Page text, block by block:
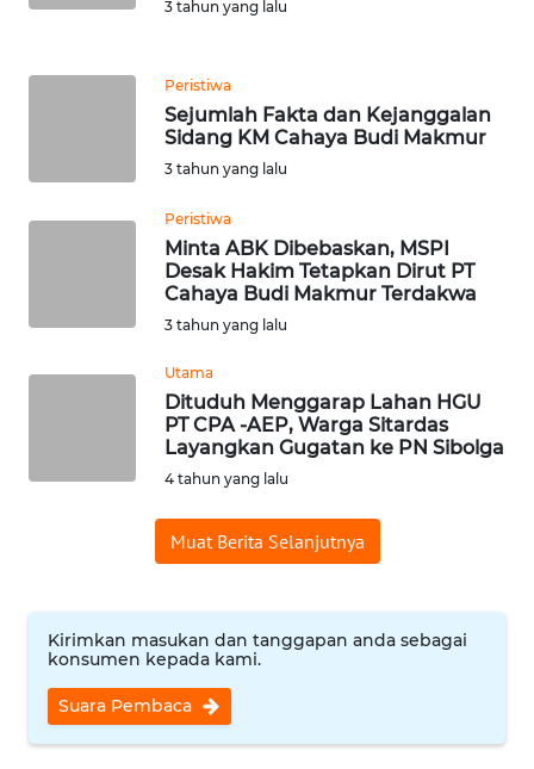
3 tahun yang lalu
Peristiwa
Sejumlah Fakta dan Kejanggalan
Sidang KM Cahaya Budi Makmur
3 tahun yang lalu
Peristiwa
Minta ABK Dibebaskan, MSPI
Desak Hakim Tetapkan Dirut PT
Cahaya Budi Makmur Terdakwa
3 tahun yang lalu
Utama
Dituduh Menggarap Lahan HGU
PT CPA -AEP, Warga Sitardas
Layangkan Gugatan ke PN Sibolga
4 tahun yang lalu
Muat Berita Selanjutnya
Kirimkan masukan dan tanggapan anda sebagai
konsumen kepada kami.
Suara Pembaca
NTT
WN
JAMBI
WN
SULTRA